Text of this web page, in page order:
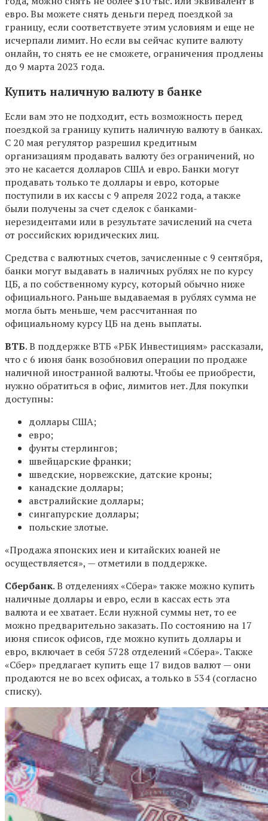
евро. Вы можете снять деньги перед поездкой за
границу, если соответствуете этим условиям и еще не
исчерпали лимит. Но если вы сейчас купите валюту
онлайн, то снять ее не сможете, ограничения продлены
до 9 марта 2023 года.
Купить наличную валюту в банке
Если вам это не подходит, есть возможность перед
поездкой за границу купить наличную валюту в банках.
С 20 мая регулятор разрешил кредитным
организациям продавать валюту без ограничений, но
это не касается долларов США и евро. Банки могут
продавать только те доллары и евро, которые
поступили в их кассы с 9 апреля 2022 года, а также
были получены за счет сделок с банками-
нерезидентами или в результате зачислений на счета
от российских юридических лиц.
Средства с валютных счетов, зачисленные с 9 сентября,
банки могут выдавать в наличных рублях не по курсу
ЦБ, а по собственному курсу, который обычно ниже
официального. Раньше выдаваемая в рублях сумма не
могла быть меньше, чем рассчитанная по
официальному курсу ЦБ на день выплаты.
ВТБ. В поддержке ВТБ «РБК Инвестициям» рассказали,
что с 6 июня банк возобновил операции по продаже
наличной иностранной валюты. Чтобы ее приобрести,
нужно обратиться в офис, лимитов нет. Для покупки
доступны:
доллары США;
евро;
фунты стерлингов;
швейцарские франки;
шведские, норвежские, датские кроны;
канадские доллары;
австралийские доллары;
сингапурские доллары;
польские злотые.
«Продажа японских иен и китайских юаней не
осуществляется», — отметили в поддержке.
Сбербанк. В отделениях «Сбера» также можно купить
наличные доллары и евро, если в кассах есть эта
валюта и ее хватает. Если нужной суммы нет, то ее
можно предварительно заказать. По состоянию на 17
июня список офисов, где можно купить доллары и
евро, включает в себя 5728 отделений «Сбера». Также
«Сбер» предлагает купить еще 17 видов валют — они
продаются не во всех офисах, а только в 534 (согласно
списку).